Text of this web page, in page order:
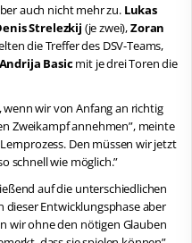
auch nicht mehr zu. Lukas
Strelezkij (je zwei),Zoran
die Treffer des DSV-Teams,
Andrija Basicmit je drei Toren die
wir von Anfang an richtig
Zweikampf annehmen”, meinte
Den müssen wir jetzt
schnell wie möglich.”
auf die unterschiedlichen
dieser Entwicklungsphase aber
wir ohne den nötigen Glauben